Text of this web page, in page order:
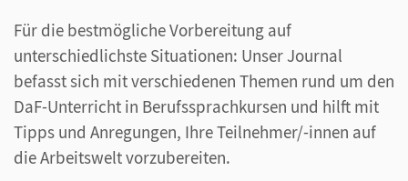
Für die bestmögliche Vorbereitung auf
unterschiedlichste Situationen: Unser Journal
befasst sich mit verschiedenen Themen rund um den
DaF-Unterricht in Berufssprachkursen und hilft mit
Tipps und Anregungen, Ihre Teilnehmer/-innen auf
die Arbeitswelt vorzubereiten.